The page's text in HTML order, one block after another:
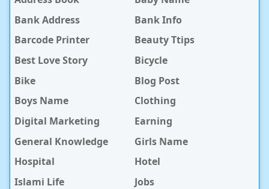
Bank Address
Bank Info
Barcode Printer
Beauty Ttips
Best Love Story
Bicycle
Bike
Blog Post
Boys Name
Clothing
Digital Marketing
Earning
General Knowledge
Girls Name
Hospital
Hotel
Islami Life
Jobs